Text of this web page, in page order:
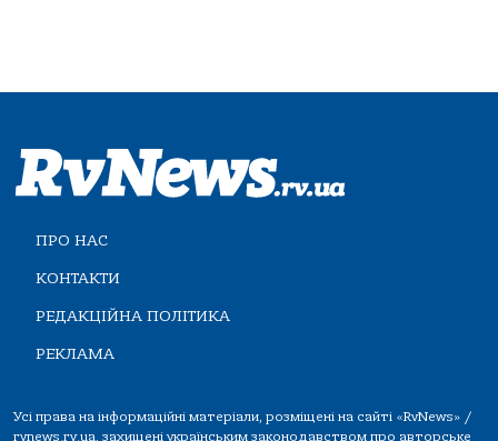
ПРО НАС
КОНТАКТИ
РЕДАКЦІЙНА ПОЛІТИКА
РЕКЛАМА
Усі права на інформаційні матеріали, розміщені на сайті «RvNews» /
rvnews.rv.ua, захищені українським законодавством про авторське